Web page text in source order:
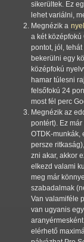
sikerültek. Ez
lehet variálni,
Megnézik a
a két
pontot, jól,
bekerülni egy
középfokú
hamar túlesni
felsőfokú 24
most fél perc
Megnézik az
pontért). Ez
OTDK-munkák,
persze
zni akar, akkor
elkezd valami
meg már
szabadalmak
Van valamiféle
van ugyanis
elérhető